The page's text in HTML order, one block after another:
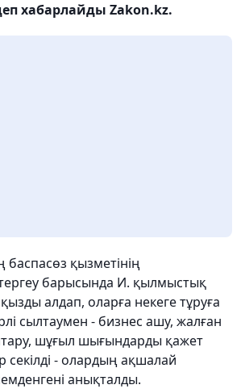
хабарлайды Zakon.kz.
қызметінің
барысында И. қылмыстық
алдап, оларға некеге тұруға
сылтаумен - бизнес ашу, жалған
шұғыл шығындарды қажет
секілді - олардың ақшалай
анықталды.